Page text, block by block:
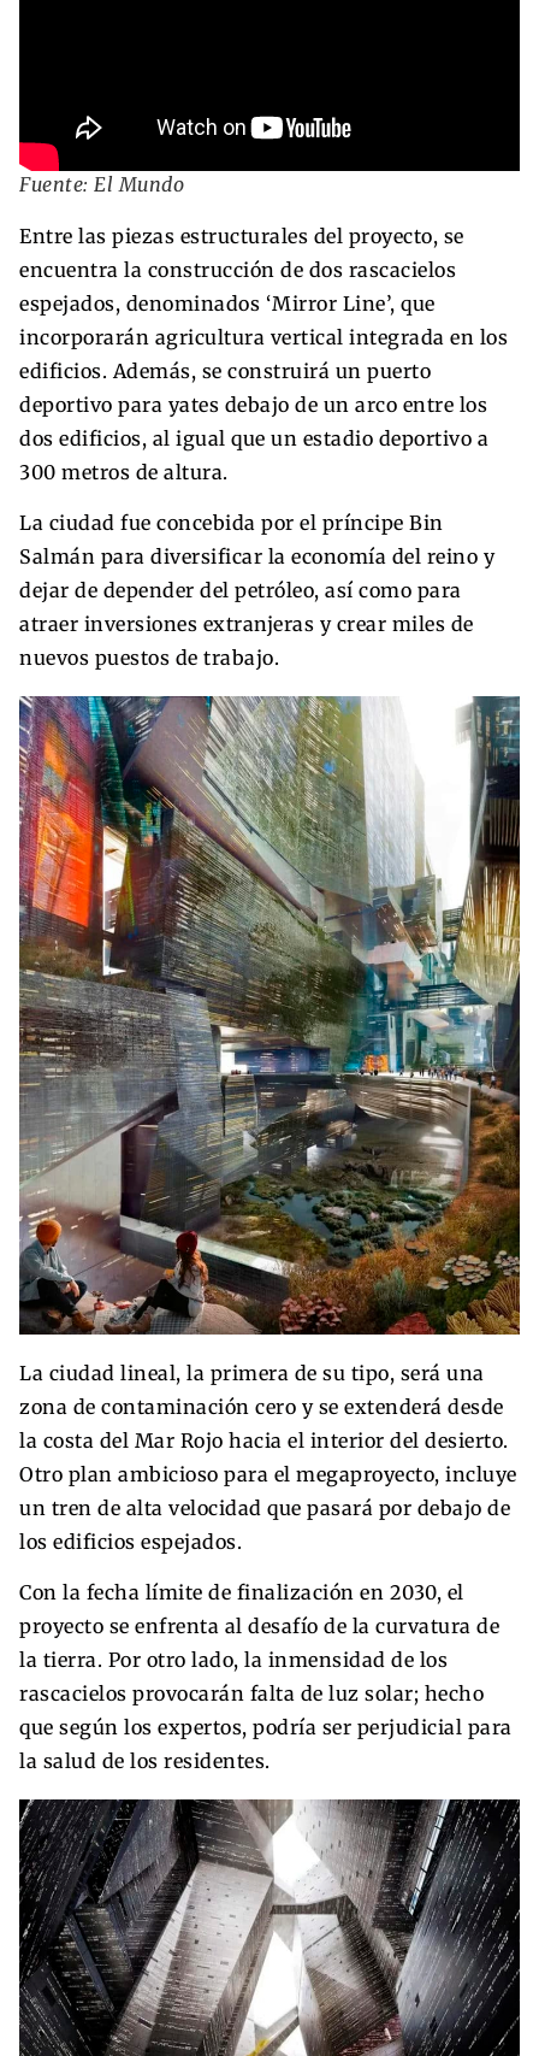
Fuente: El Mundo
Entre las piezas estructurales del proyecto, se
encuentra la construcción de dos rascacielos
espejados, denominados ‘Mirror Line’, que
incorporarán agricultura vertical integrada en los
edificios. Además, se construirá un puerto
deportivo para yates debajo de un arco entre los
dos edificios, al igual que un estadio deportivo a
300 metros de altura.
La ciudad fue concebida por el príncipe Bin
Salmán para diversificar la economía del reino y
dejar de depender del petróleo, así como para
atraer inversiones extranjeras y crear miles de
nuevos puestos de trabajo.
La ciudad lineal, la primera de su tipo, será una
zona de contaminación cero y se extenderá desde
la costa del Mar Rojo hacia el interior del desierto.
Otro plan ambicioso para el megaproyecto, incluye
un tren de alta velocidad que pasará por debajo de
los edificios espejados.
Con la fecha límite de finalización en 2030, el
proyecto se enfrenta al desafío de la curvatura de
la tierra. Por otro lado, la inmensidad de los
rascacielos provocarán falta de luz solar; hecho
que según los expertos, podría ser perjudicial para
la salud de los residentes.